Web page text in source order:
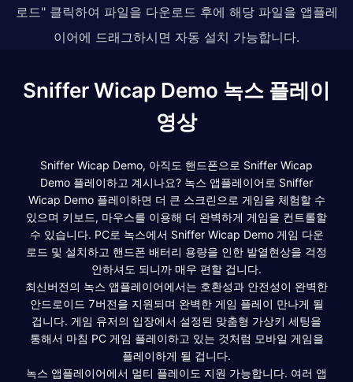
로드" 클릭하여 파일을 다운로드 후에 해당 파일을 앱플레
이어에 드래그하시면 자동 설치 가능합니다.
Sniffer Wicap Demo 녹스 플레이
영상
Sniffer Wicap Demo, 아직도 핸드폰으로 Sniffer Wicap
Demo 플레이하고 계시나요? 녹스 앱플레이어로 Sniffer
Wicap Demo 플레이하면 더 큰 스크린으로 게임을 체험할 수
있으며 키보드, 마우스를 이용해 더 완벽하게 게임을 컨트롤할
수 있습니다. PC로 녹스에서 Sniffer Wicap Demo 게임 다운
로드 및 설치하고 핸드폰 배터리 용량을 인한 발열현상을 걱정
안하셔도 되니까 매우 편할 겁니다.
최신버전의 녹스 앱플레이어에서는 호환성과 안전성이 완벽한
안드로이드 7버전을 지원되며 완벽한 게임 플레이 만나게 될
겁니다. 게임 유저의 입장에서 설정된 맞춤형 가상키 세팅을
통해서 마침 PC 게임 플레이하고 있는 것처럼 모바일 게임을
플레이하게 될 겁니다.
녹스 앱플레이어에서 멀티 플레이도 지원 가능합니다. 여러 앱